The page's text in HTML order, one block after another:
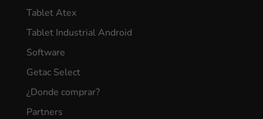
Tablet Atex
Tablet Industrial Android
Software
Getac Select
¿Donde comprar?
Partners